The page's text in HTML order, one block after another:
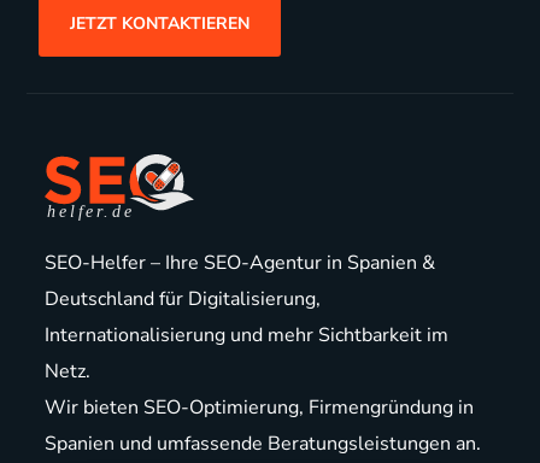
JETZT KONTAKTIEREN
SEO-Helfer – Ihre SEO-Agentur in Spanien &
Deutschland für Digitalisierung,
Internationalisierung und mehr Sichtbarkeit im
Netz.
Wir bieten SEO-Optimierung, Firmengründung in
Spanien und umfassende Beratungsleistungen an.